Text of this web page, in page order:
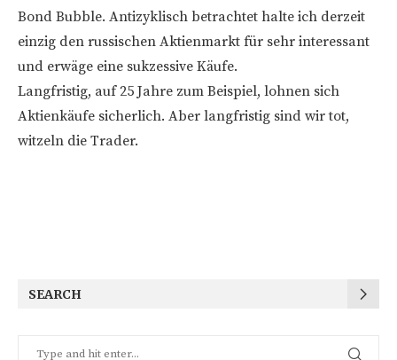
Bond Bubble. Antizyklisch betrachtet halte ich derzeit
einzig den russischen Aktienmarkt für sehr interessant
und erwäge eine sukzessive Käufe.
Langfristig, auf 25 Jahre zum Beispiel, lohnen sich
Aktienkäufe sicherlich. Aber langfristig sind wir tot,
witzeln die Trader.
SEARCH